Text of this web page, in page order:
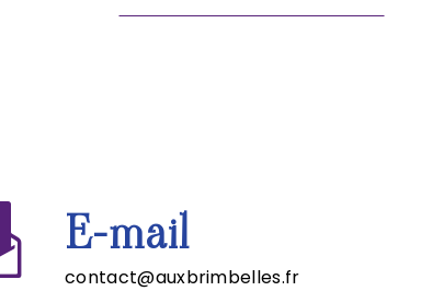
E-mail
contact@auxbrimbelles.fr